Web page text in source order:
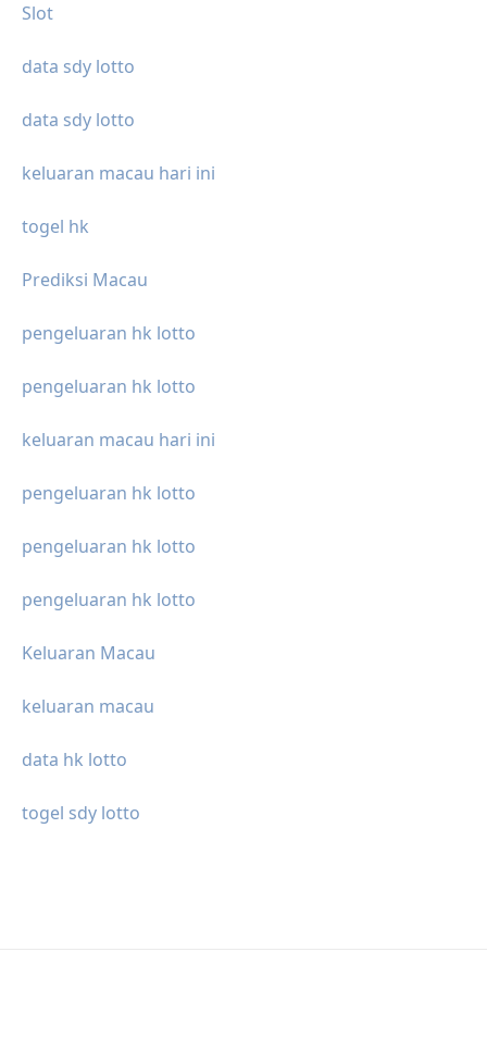
Slot
data sdy lotto
data sdy lotto
keluaran macau hari ini
togel hk
Prediksi Macau
pengeluaran hk lotto
pengeluaran hk lotto
keluaran macau hari ini
pengeluaran hk lotto
pengeluaran hk lotto
pengeluaran hk lotto
Keluaran Macau
keluaran macau
data hk lotto
togel sdy lotto